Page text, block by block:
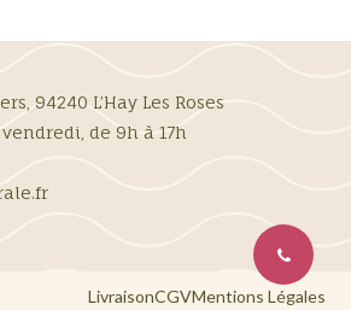
94240 L’Hay Les Roses
de 9h à 17h
LivraisonCGVMentions Légales